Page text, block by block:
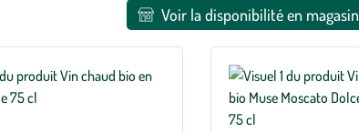
Voir la disponibilité en magasin